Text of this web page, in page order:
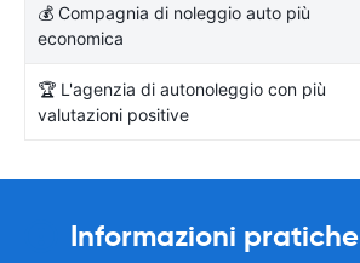
💰 Compagnia di noleggio auto più
economica
🏆 L'agenzia di autonoleggio con più
valutazioni positive
Informazioni pratiche